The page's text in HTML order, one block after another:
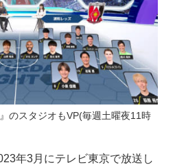
のスタジオもVP(毎週土曜夜11時
年3月にテレビ東京で放送し